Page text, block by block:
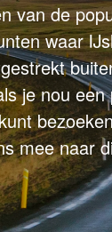
van de
waar
je nou
mee naar